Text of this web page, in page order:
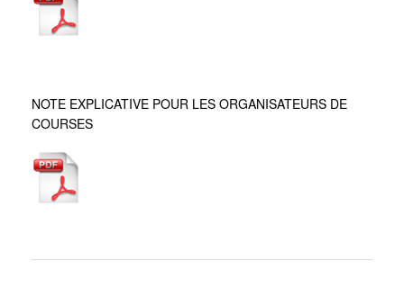
NOTE EXPLICATIVE POUR LES ORGANISATEURS DE
COURSES